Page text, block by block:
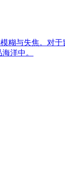
糊与失焦。对
洋中。